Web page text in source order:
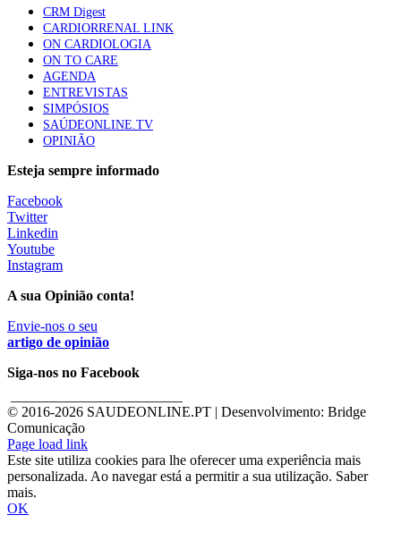
CRM Digest
CARDIORRENAL LINK
ON CARDIOLOGIA
ON TO CARE
AGENDA
ENTREVISTAS
SIMPÓSIOS
SAÚDEONLINE.TV
OPINIÃO
Esteja sempre informado
Facebook
Twitter
Linkedin
Youtube
Instagram
A sua Opinião conta!
Envie-nos o seu
artigo de opinião
Siga-nos no Facebook
© 2016-2026 SAUDEONLINE.PT | Desenvolvimento: Bridge
Comunicação
Page load link
Este site utiliza cookies para lhe oferecer uma experiência mais
personalizada. Ao navegar está a permitir a sua utilização. Saber
mais.
OK